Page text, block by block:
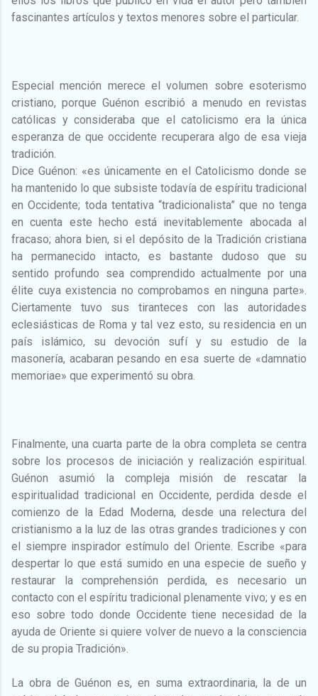
fascinantes artículos y textos menores sobre el particular.
Especial mención merece el volumen sobre esoterismo
cristiano, porque Guénon escribió a menudo en revistas
católicas y consideraba que el catolicismo era la única
esperanza de que occidente recuperara algo de esa vieja
tradición.
Dice Guénon: «es únicamente en el Catolicismo donde se
ha mantenido lo que subsiste todavía de espíritu tradicional
en Occidente; toda tentativa “tradicionalista” que no tenga
en cuenta este hecho está inevitablemente abocada al
fracaso; ahora bien, si el depósito de la Tradición cristiana
ha permanecido intacto, es bastante dudoso que su
sentido profundo sea comprendido actualmente por una
élite cuya existencia no comprobamos en ninguna parte».
Ciertamente tuvo sus tiranteces con las autoridades
eclesiásticas de Roma y tal vez esto, su residencia en un
país islámico, su devoción sufí y su estudio de la
masonería, acabaran pesando en esa suerte de «damnatio
memoriae» que experimentó su obra.
Finalmente, una cuarta parte de la obra completa se centra
sobre los procesos de iniciación y realización espiritual.
Guénon asumió la compleja misión de rescatar la
espiritualidad tradicional en Occidente, perdida desde el
comienzo de la Edad Moderna, desde una relectura del
cristianismo a la luz de las otras grandes tradiciones y con
el siempre inspirador estímulo del Oriente. Escribe «para
despertar lo que está sumido en una especie de sueño y
restaurar la comprehensión perdida, es necesario un
contacto con el espíritu tradicional plenamente vivo; y es en
eso sobre todo donde Occidente tiene necesidad de la
ayuda de Oriente si quiere volver de nuevo a la consciencia
de su propia Tradición».
La obra de Guénon es, en suma extraordinaria, la de un